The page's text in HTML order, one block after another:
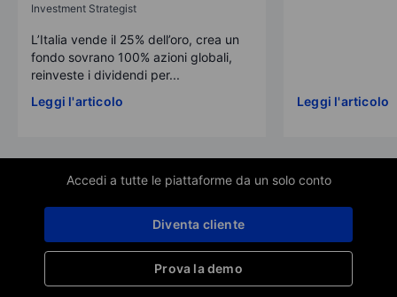
Investment Strategist
L’Italia vende il 25% dell’oro, crea un
fondo sovrano 100% azioni globali,
reinveste i dividendi per...
Leggi l'articolo
Leggi l'articolo
Accedi a tutte le piattaforme da un solo conto
Prova la demo
Diventa cliente